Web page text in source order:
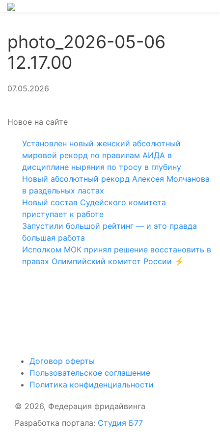
photo_2026-05-06
12.17.00
07.05.2026
Новое на сайте
Установлен новый женский абсолютный
мировой рекорд по правилам АИДА в
дисциплине ныряния по тросу в глубину
Новый абсолютный рекорд Алексея Молчанова
в раздельных ластах
Новый состав Судейского комитета
приступает к работе
Запустили большой рейтинг — и это правда
большая работа
Исполком МОК принял решение восстановить в
правах Олимпийский комитет России ⚡️
Договор оферты
Пользовательское соглашение
Политика конфиденциальности
© 2026, Федерация фридайвинга
Разработка портала: Студия Б77